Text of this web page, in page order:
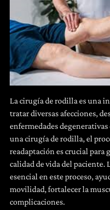
La cirugía de rodilla es una
tratar diversas afecciones,
enfermedades
una cirugía de rodilla, el
readaptación es crucial
calidad de vida del paciente.
esencial en este proceso,
movilidad, fortalecer la
complicaciones.